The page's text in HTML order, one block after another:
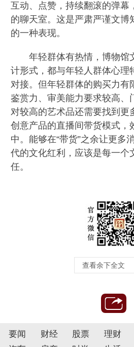
互动、点赞，持续翻滚的弹幕
的聊天室。这是严肃严谨文博
的一种表现。
年轻群体有热情，博物馆
计形式，都与年轻人群体心理
对接。但年轻群体的购买力有
鉴赏力、审美能力要求较高、
对较高的艺术品还需要找到更
创意产品的直播间带货模式，
中。能够在“带货”之余让更多
代的文化红利，应该是每一个
任。
查看余下全文
要闻 财经 股票 理财